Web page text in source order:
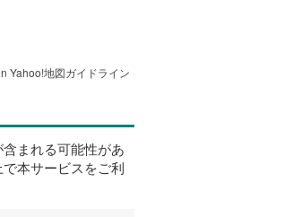
Yahoo!地図ガイドライン
まれる可能性があ
本サービスをご利